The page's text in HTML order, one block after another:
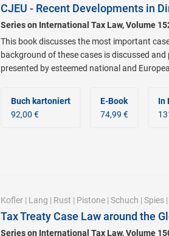
CJEU - Recent Developments in
Series on International Tax Law, Volume
This book discusses the most important
background of these cases is discussed
presented by esteemed national and
Buch kartoniert
92,00 €
E-Book
74,99 €
In
Kofler| Lang | Rust | Pistone| Schuch | Spies|
Tax Treaty Case Law around the
Series on International Tax Law, Volume